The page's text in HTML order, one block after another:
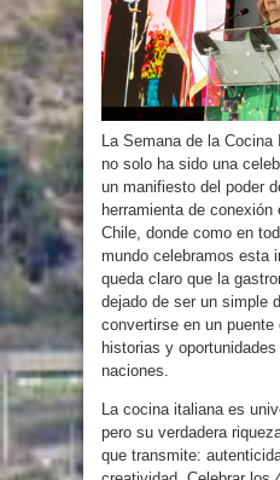
La Semana de la
no solo ha sido una
un manifiesto del poder
herramienta de
Chile, donde como en
mundo celebramos esta
queda claro que la
dejado de ser un simple
convertirse en un puente
historias y
naciones.
La cocina italiana es
pero su verdadera
que transmite: